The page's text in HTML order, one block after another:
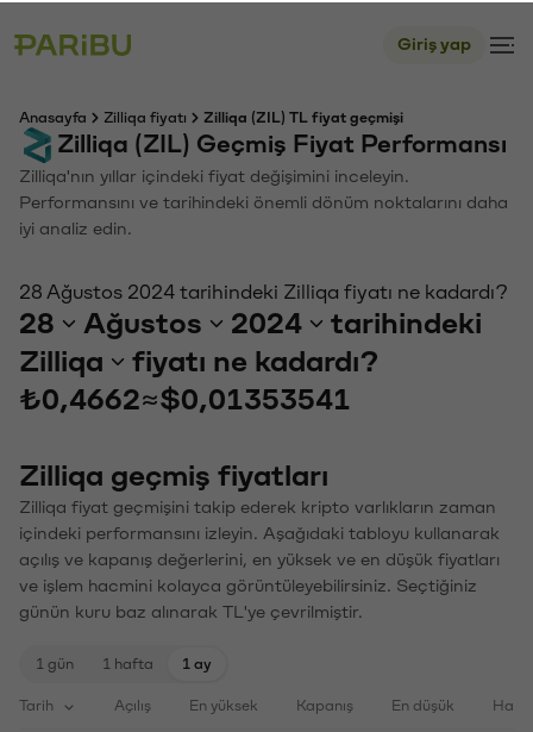
Giriş yap
Anasayfa Zilliqa fiyatı Zilliqa (ZIL) TL fiyat geçmişi
Zilliqa (ZIL) Geçmiş Fiyat Performansı
Zilliqa'nın yıllar içindeki fiyat değişimini inceleyin.
Performansını ve tarihindeki önemli dönüm noktalarını daha
iyi analiz edin.
28 Ağustos 2024 tarihindeki Zilliqa fiyatı ne kadardı?
28 Ağustos 2024
tarihindeki
Zilliqa
fiyatı ne kadardı?
₺0,4662≈$0,01353541
Zilliqa geçmiş fiyatları
Zilliqa fiyat geçmişini takip ederek kripto varlıkların zaman
içindeki performansını izleyin. Aşağıdaki tabloyu kullanarak
açılış ve kapanış değerlerini, en yüksek ve en düşük fiyatları
ve işlem hacmini kolayca görüntüleyebilirsiniz. Seçtiğiniz
günün kuru baz alınarak TL'ye çevrilmiştir.
1 gün 1 hafta 1 ay
Tarih Açılış En yüksek Kapanış En düşük